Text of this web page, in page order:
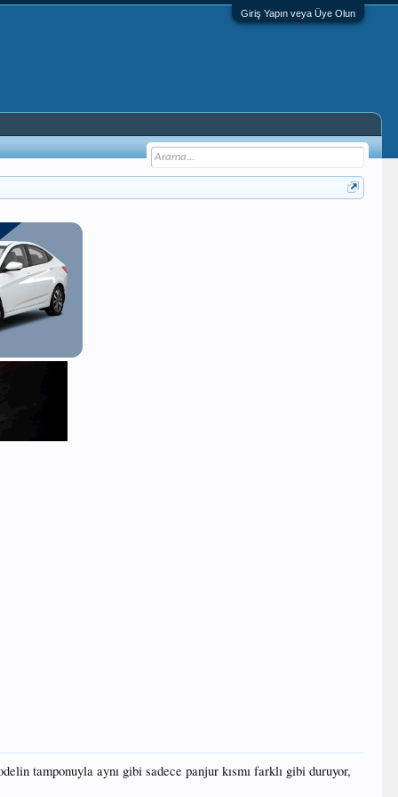
Giriş Yapın veya Üye Olun
tamponuyla aynı gibi sadece panjur kısmı farklı gibi duruyor,